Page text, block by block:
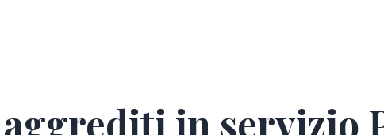
in servizio